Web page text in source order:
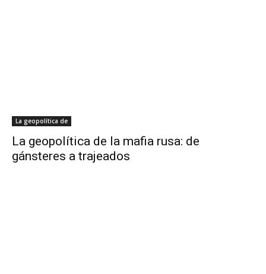
La geopolítica de
La geopolítica de la mafia rusa: de
gánsteres a trajeados